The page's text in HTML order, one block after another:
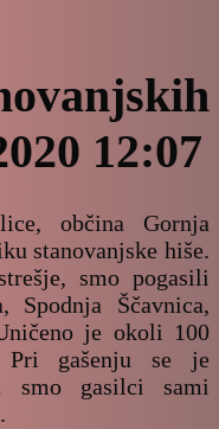
12:07
občina Gornja
stanovanjske hiše.
smo pogasili
Spodnja Ščavnica,
je okoli 100
Pri gašenju se je
smo gasilci sami